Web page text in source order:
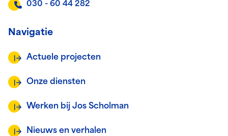
030 - 60 44 282
Navigatie
Actuele projecten
Onze diensten
Werken bij Jos Scholman
Nieuws en verhalen